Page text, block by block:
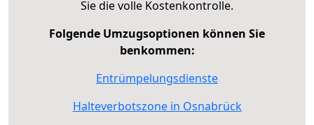
Sie die volle Kostenkontrolle.
Folgende Umzugsoptionen können Sie
benkommen:
Entrümpelungsdienste
Halteverbotszone in Osnabrück